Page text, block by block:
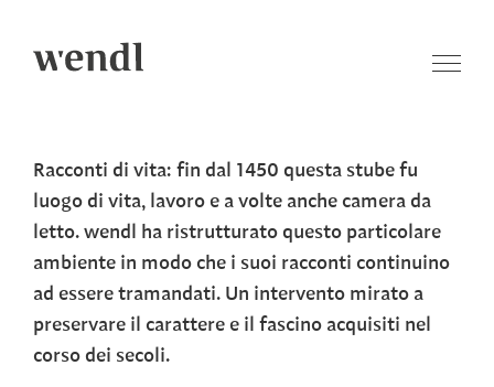
Racconti di vita: fin dal 1450 questa stube fu
luogo di vita, lavoro e a volte anche camera da
letto. wendl ha ristrutturato questo particolare
ambiente in modo che i suoi racconti continuino
ad essere tramandati. Un intervento mirato a
preservare il carattere e il fascino acquisiti nel
corso dei secoli.